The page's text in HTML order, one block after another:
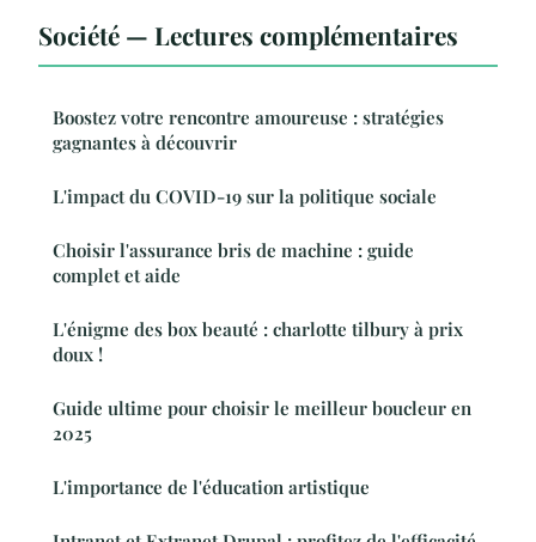
Société — Lectures complémentaires
Boostez votre rencontre amoureuse : stratégies
gagnantes à découvrir
L'impact du COVID-19 sur la politique sociale
Choisir l'assurance bris de machine : guide
complet et aide
L'énigme des box beauté : charlotte tilbury à prix
doux !
Guide ultime pour choisir le meilleur boucleur en
2025
L'importance de l'éducation artistique